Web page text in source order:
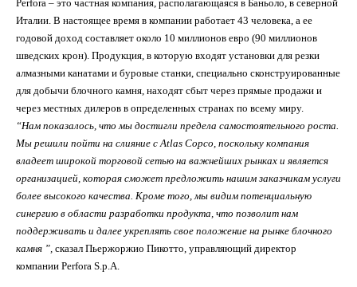
Perfora – это частная компания, располагающаяся в Баньоло, в северной
Италии. В настоящее время в компании работает 43 человека, а ее
годовой доход составляет около 10 миллионов евро (90 миллионов
шведских крон). Продукция, в которую входят установки для резки
алмазными канатами и буровые станки, специально сконструированные
для добычи блочного камня, находят сбыт через прямые продажи и
через местных дилеров в определенных странах по всему миру.
“Нам показалось, что мы достигли предела самостоятельного роста.
Мы решили пойти на слияние с Atlas Copco, поскольку компания
владеет широкой торговой сетью на важнейших рынках и является
организацией, которая сможет предложить нашим заказчикам услуги
более высокого качества. Кроме того, мы видим потенциальную
синергию в области разработки продукта, что позволит нам
поддерживать и далее укреплять свое положение на рынке блочного
камня ”, сказал Пьержоржио Пикотто, управляющий директор
компании Perfora S.p.A.